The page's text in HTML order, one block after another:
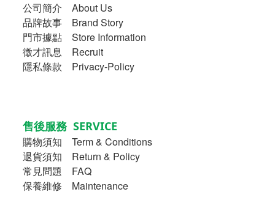
公司簡介
About Us
品牌故事
Brand Story
門市據點 Store Information
徵才訊息 Recruit
隱私條款 Privacy-Policy
售後服務 SERVICE
購物須知
Term & Conditions
退貨須知 Return & Policy
常見問題 FAQ
保養維修 Maintenance